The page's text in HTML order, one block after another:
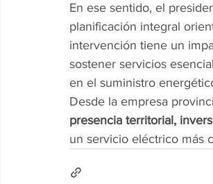
En ese sentido, el
planificación integral
intervención tiene un
sostener servicios
en el suministro
Desde la empresa
presencia territorial,
un servicio eléctrico más